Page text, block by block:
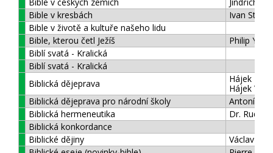
Bible v kresbách
Ivan
Bible v životě a kultuře našeho lidu
Bible, kterou četl Ježíš
Philip
Biblí svatá - Kralická
Biblí svatá - Kralická
Biblická dějeprava
Hájek
Hájek
Biblická dějeprava pro národní školy
Antonín
Biblická hermeneutika
Dr. Rudolf
Biblická konkordance
Biblické dějiny
Václav